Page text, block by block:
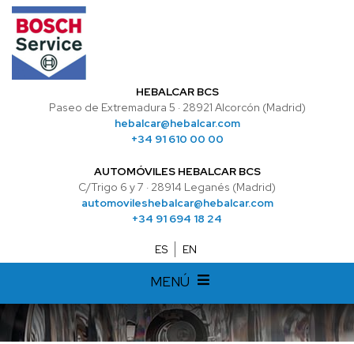
HEBALCAR BCS
Paseo de Extremadura 5 · 28921 Alcorcón (Madrid)
hebalcar@hebalcar.com
+34 91 610 00 00
AUTOMÓVILES HEBALCAR BCS
C/Trigo 6 y 7 · 28914 Leganés (Madrid)
automovileshebalcar@hebalcar.com
+34 91 694 18 24
ES EN
MENÚ